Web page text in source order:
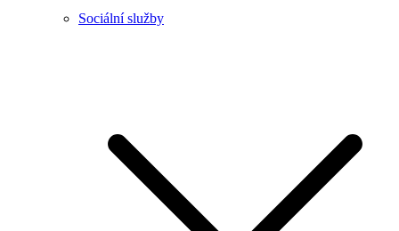
Sociální služby